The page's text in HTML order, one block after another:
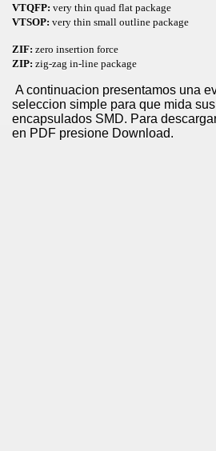
VTQFP: very thin quad flat package
VTSOP: very thin small outline package
ZIF: zero insertion force
ZIP: zig-zag in-line package
A continuacion presentamos una
seleccion simple para que mida
encapsulados SMD. Para
en PDF presione Download.